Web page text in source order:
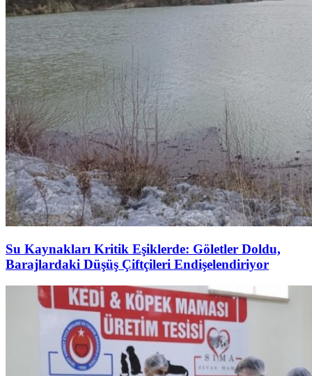
Su Kaynakları Kritik Eşiklerde: Göletler Doldu,
Barajlardaki Düşüş Çiftçileri Endişelendiriyor